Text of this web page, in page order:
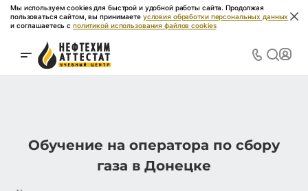
Мы используем cookies для быстрой и удобной работы сайта. Продолжая
пользоваться сайтом, вы принимаете условия обработки персональных данных
и соглашаетесь с политикой использования файлов cookies
Обучение на оператора по сбору
газа в Донецке